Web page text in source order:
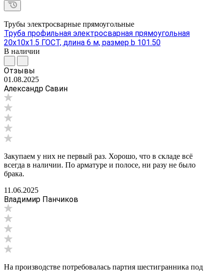
Трубы электросварные прямоугольные
Труба профильная электросварная прямоугольная
20х10х1.5 ГОСТ, длина 6 м, размер b 101.50
В наличии
Отзывы
01.08.2025
Александр Савин
Закупаем у них не первый раз. Хорошо, что в складе всё
всегда в наличии. По арматуре и полосе, ни разу не было
брака.
11.06.2025
Владимир Панчиков
На производстве потребовалась партия шестигранника под